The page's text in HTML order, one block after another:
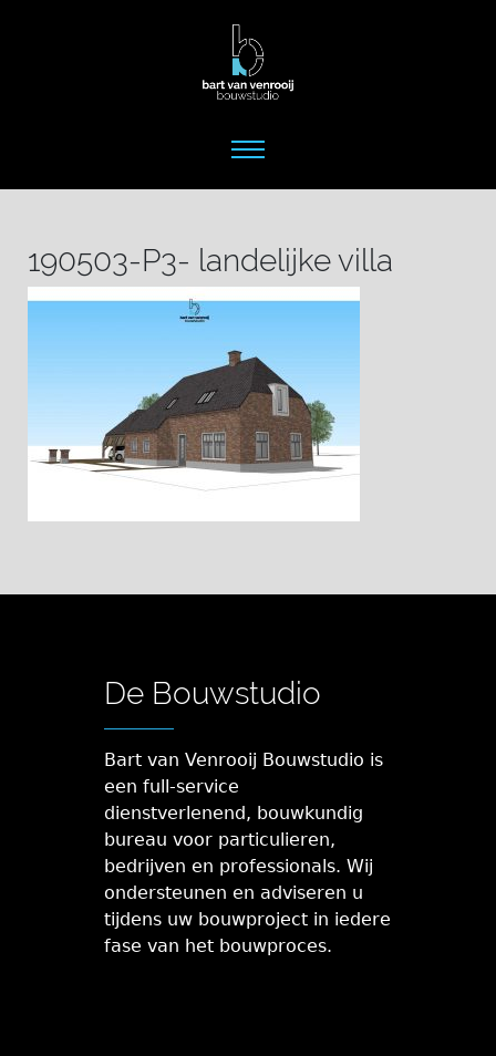
190503-P3- landelijke villa
De Bouwstudio
Bart van Venrooij Bouwstudio is
een full-service
dienstverlenend, bouwkundig
bureau voor particulieren,
bedrijven en professionals. Wij
ondersteunen en adviseren u
tijdens uw bouwproject in iedere
fase van het bouwproces.